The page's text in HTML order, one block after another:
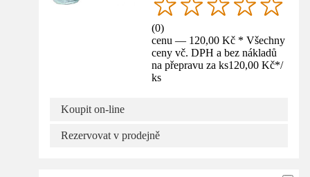
(0)
cenu — 120,00 Kč * Všechny
ceny vč. DPH a bez nákladů
na přepravu za ks120,00 Kč*/
ks
Koupit on-line
Rezervovat v prodejně